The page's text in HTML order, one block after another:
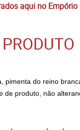
aqui no
do reino
produto, não